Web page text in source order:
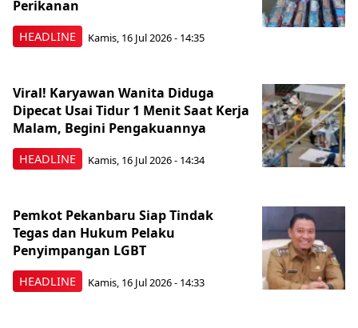
HEADLINE
Perikanan
Kamis, 16 Jul 2026 - 14:35
HEADLINE
Viral! Karyawan Wanita Diduga
Dipecat Usai Tidur 1 Menit Saat Kerja
Malam, Begini Pengakuannya
Kamis, 16 Jul 2026 - 14:34
HEADLINE
Pemkot Pekanbaru Siap Tindak
Tegas dan Hukum Pelaku
Penyimpangan LGBT
Kamis, 16 Jul 2026 - 14:33